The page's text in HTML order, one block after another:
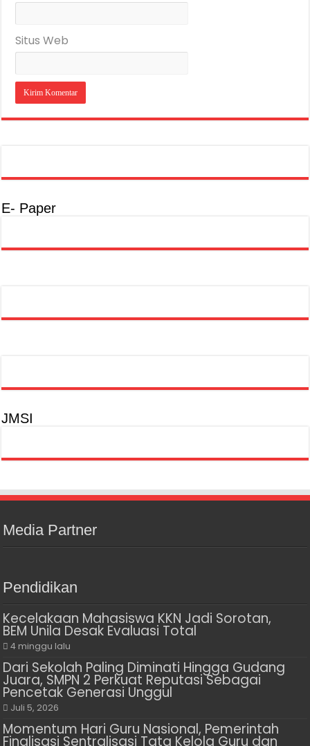
Situs Web
E- Paper
JMSI
Media Partner
Pendidikan
Kecelakaan Mahasiswa KKN Jadi Sorotan,
BEM Unila Desak Evaluasi Total
4 minggu lalu
Dari Sekolah Paling Diminati Hingga Gudang
Juara, SMPN 2 Perkuat Reputasi Sebagai
Pencetak Generasi Unggul
Juli 5, 2026
Momentum Hari Guru Nasional, Pemerintah
Finalisasi Sentralisasi Tata Kelola Guru dan